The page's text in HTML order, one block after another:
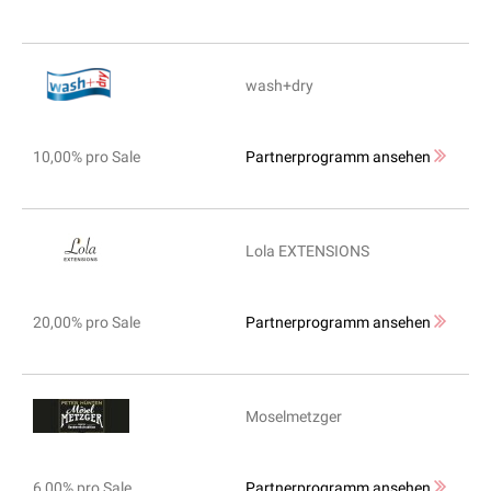
wash+dry
10,00% pro Sale Partnerprogramm ansehen
Lola EXTENSIONS
20,00% pro Sale Partnerprogramm ansehen
Moselmetzger